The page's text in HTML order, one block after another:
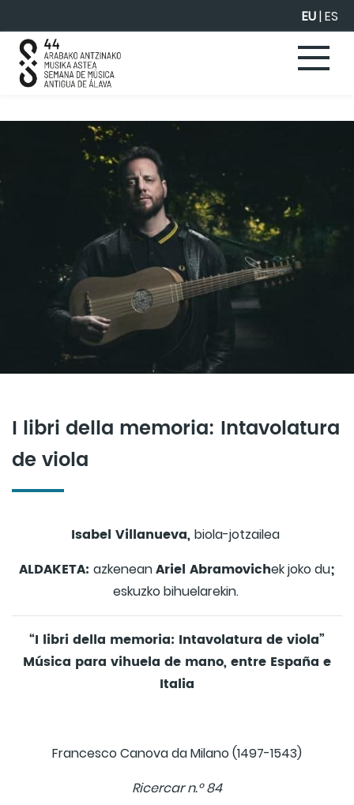
EU|ES
I libri della memoria: Intavolatura
de viola
Isabel Villanueva, biola-jotzailea
ALDAKETA: azkeneanAriel Abramovichek joko du;
eskuzko bihuelarekin.
“I libri della memoria: Intavolatura de viola”
Música para vihuela de mano, entre España e
Italia
Francesco Canova da Milano (1497-1543)
Ricercar n.º 84